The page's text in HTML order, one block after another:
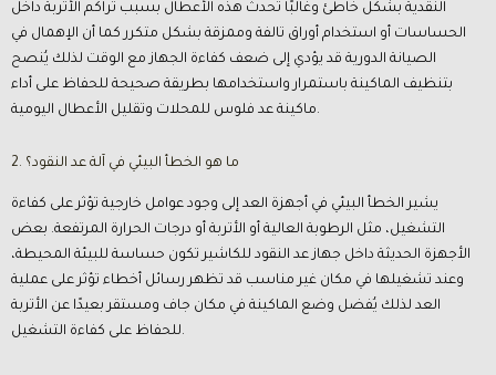
النقدية بشكل خاطئ وغالبًا تحدث هذه الأعطال بسبب تراكم الأتربة داخل
الحساسات أو استخدام أوراق تالفة وممزقة بشكل متكرر كما أن الإهمال في
الصيانة الدورية قد يؤدي إلى ضعف كفاءة الجهاز مع الوقت لذلك يُنصح
بتنظيف الماكينة باستمرار واستخدامها بطريقة صحيحة للحفاظ على أداء
ماكينة عد فلوس للمحلات وتقليل الأعطال اليومية.
2. ما هو الخطأ البيئي في آلة عد النقود؟
يشير الخطأ البيئي في أجهزة العد إلى وجود عوامل خارجية تؤثر على كفاءة
التشغيل، مثل الرطوبة العالية أو الأتربة أو درجات الحرارة المرتفعة. بعض
الأجهزة الحديثة داخل جهاز عد النقود للكاشير تكون حساسة للبيئة المحيطة،
وعند تشغيلها في مكان غير مناسب قد تظهر رسائل أخطاء تؤثر على عملية
العد لذلك يُفضل وضع الماكينة في مكان جاف ومستقر بعيدًا عن الأتربة
للحفاظ على كفاءة التشغيل.